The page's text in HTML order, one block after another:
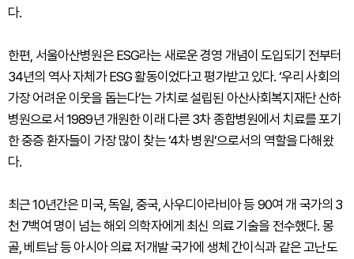
다.
한편, 서울아산병원은 ESG라는 새로운 경영 개념이 도입되기 전부터
34년의 역사 자체가 ESG 활동이었다고 평가받고 있다. ‘우리 사회의
가장 어려운 이웃을 돕는다’는 가치로 설립된 아산사회복지재단 산하
병원으로서 1989년 개원한 이래 다른 3차 종합병원에서 치료를 포기
한 중증 환자들이 가장 많이 찾는 ‘4차 병원’으로서의 역할을 다해왔
다.
최근 10년간은 미국, 독일, 중국, 사우디아라비아 등 90여 개 국가의 3
천 7백여 명이 넘는 해외 의학자에게 최신 의료 기술을 전수했다. 몽
골, 베트남 등 아시아 의료 저개발 국가에 생체 간이식과 같은 고난도